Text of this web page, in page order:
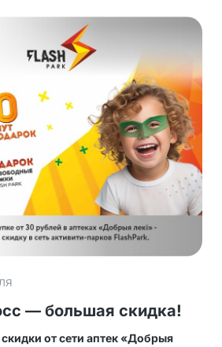
— большая скидка!
от сети аптек «Добрыя